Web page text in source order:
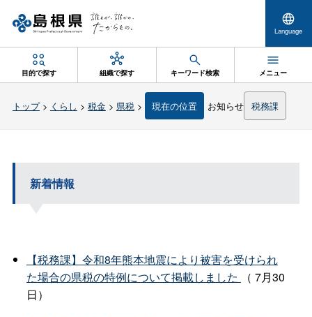
Language
目的で探す 組織で探す キーワード検索 メニュー
トップ> くらし > 税金> 県税> 現在の位置 お知らせ 税務課
新着情報
【税務課】令和8年熊本地震により被害を受けられ
た場合の県税の特例について掲載しました
（ 7月30
日）